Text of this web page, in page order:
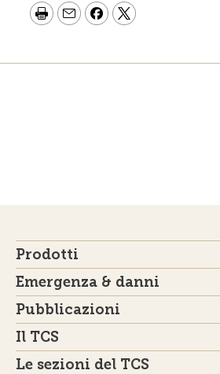
Prodotti
Emergenza & danni
Pubblicazioni
Il TCS
Le sezioni del TCS